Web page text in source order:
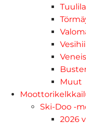
Muut
Ski-Doo -
2026